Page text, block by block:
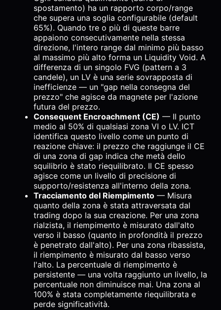
spostamento) ha un rapporto corpo/range
che supera una soglia configurabile (default
65%). Quando tre o più di queste barre
appaiono consecutivamente nella stessa
direzione, l'intero range dal minimo più basso
al massimo più alto forma un Liquidity Void. A
differenza di un singolo FVG (pattern a 3
candele), un LV è una serie sovrapposta di
inefficienze — un "gap nella consegna del
prezzo" che agisce da magnete per l'azione
futura del prezzo.
Consequent Encroachment (CE) — Il punto
medio al 50% di qualsiasi zona VI o LV. ICT
identifica questo livello come un punto di
reazione chiave: il prezzo che raggiunge il CE
di una zona di gap indica che metà dello
squilibrio è stato riequilibrato. Il CE spesso
agisce come un livello di precisione di
supporto/resistenza all'interno della zona.
Tracciamento del Riempimento — Misura
quanto della zona è stata attraversata dal
trading dopo la sua creazione. Per una zona
rialzista, il riempimento è misurato dall'alto
verso il basso (quanto in profondità il prezzo
è penetrato dall'alto). Per una zona ribassista,
il riempimento è misurato dal basso verso
l'alto. La percentuale di riempimento è
persistente — una volta raggiunto un livello, la
percentuale non diminuisce mai. Una zona al
100% è stata completamente riequilibrata e
perde significatività.